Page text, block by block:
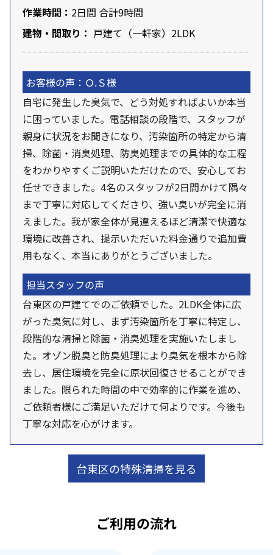
作業時間： 2日間 合計9時間
建物・間取り： 戸建て（一軒家）2LDK
お客様の声：Ｏ.Ｓ様
自宅に発生した臭気で、どう対処すればよいか本当
に困っていました。電話相談の段階で、スタッフが
親身に状況をお聞きになり、汚染箇所の特定から清
掃、除菌・消臭処理、防臭処理までの具体的な工程
をわかりやすくご説明いただけたので、安心してお
任せできました。4名のスタッフが2日間かけて隅々
まで丁寧に対応してくださり、強い臭いが完全に消
えました。我が家全体が見違えるほど清潔で快適な
環境に改善され、提示いただいた料金通りで追加費
用もなく、本当にありがとうございました。
担当スタッフの声
台東区の戸建てでのご依頼でした。2LDK全体に広
がった臭気に対し、まず汚染箇所を丁寧に特定し、
段階的な清掃と除菌・消臭処理を実施いたしまし
た。オゾン脱臭と防臭処理により臭気を根本から除
去し、居住環境を完全に原状回復させることができ
ました。限られた時間の中で効率的に作業を進め、
ご依頼者様にご満足いただけて何よりです。今後も
丁寧な対応を心がけます。
台東区の特殊清掃を見る
ご利用の流れ